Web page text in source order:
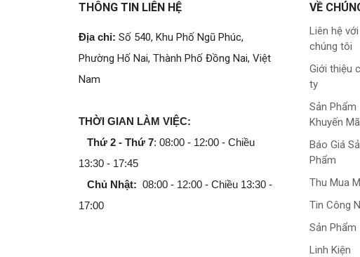
THÔNG TIN LIÊN HỆ
Địa chỉ: Số 540, Khu Phố Ngũ Phúc,
Phường Hố Nai, Thành Phố Đồng Nai, Việt
Nam
THỜI GIAN LÀM VIỆC:
Thứ 2 - Thứ 7: 08:00 - 12:00 - Chiều
13:30 - 17:45
Chủ Nhật: 08:00 - 12:00 - Chiều 13:30 -
17:00
VỀ
Liên hệ với
chúng tôi
Giới thiệu
ty
Sản Phẩm
Khuyến
Báo Giá
Phẩm
Thu Mua
Tin Công
Sản Phẩm
Linh Kiện